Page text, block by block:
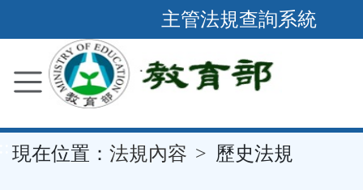
到
要
容
區
主管法規查詢系統
現在位置： 法規內容 歷史法規